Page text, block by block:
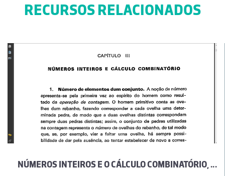
RECURSOS RELACIONADOS
NÚMEROS INTEIROS E O CÁLCULO COMBINATÓRIO, POR JOSÉ SEBASTIÃO E SILVA